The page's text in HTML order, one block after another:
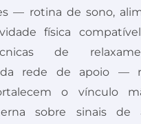
— rotina de sono,
física
de
da rede de apoio —
o vínculo
sobre sinais de